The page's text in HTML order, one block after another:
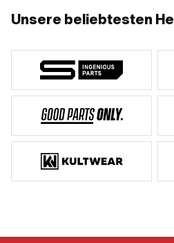
Unsere beliebtesten